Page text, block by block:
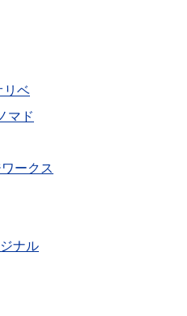
リベ
マド
ークス
ナル